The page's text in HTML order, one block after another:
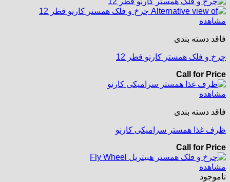
مشاهده
فاقد دسته بندی
چرخ و فلک همستر کارنو قطر 12
Call for Price
مشاهده
فاقد دسته بندی
ظرف غذا همستر سرامیکی کارنو
Call for Price
مشاهده
ناموجود